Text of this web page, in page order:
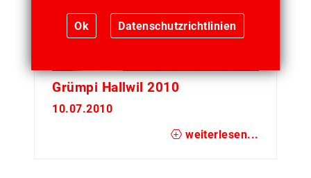
Grümpi Hallwil 2010
10.07.2010
weiterlesen...
Ok Datenschutzrichtlinien